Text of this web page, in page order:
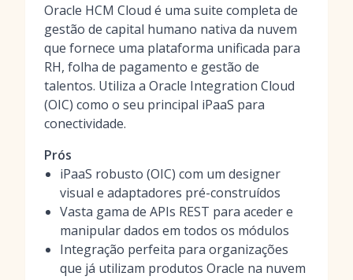
Oracle HCM Cloud é uma suite completa de
gestão de capital humano nativa da nuvem
que fornece uma plataforma unificada para
RH, folha de pagamento e gestão de
talentos. Utiliza a Oracle Integration Cloud
(OIC) como o seu principal iPaaS para
conectividade.
Prós
iPaaS robusto (OIC) com um designer
visual e adaptadores pré-construídos
Vasta gama de APIs REST para aceder e
manipular dados em todos os módulos
Integração perfeita para organizações
que já utilizam produtos Oracle na nuvem